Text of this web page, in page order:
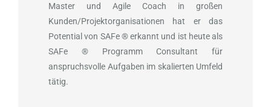
Master und Agile Coach in großen
Kunden/Projektorganisationen hat er das
Potential von SAFe ® erkannt und ist heute als
SAFe ® Programm Consultant für
anspruchsvolle Aufgaben im skalierten Umfeld
tätig.